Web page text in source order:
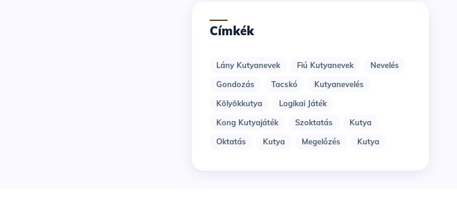
Címkék
Lány Kutyanevek Fiú Kutyanevek
Nevelés
Gondozás
Tacskó
Kutyanevelés
Kölyökkutya
Logikai Játék
Kong Kutyajáték
Szoktatás
Kutya
Oktatás
Kutya Megelőzés Kutya